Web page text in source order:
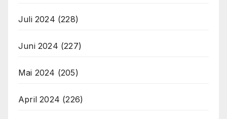
Juli 2024 (228)
Juni 2024 (227)
Mai 2024 (205)
April 2024 (226)